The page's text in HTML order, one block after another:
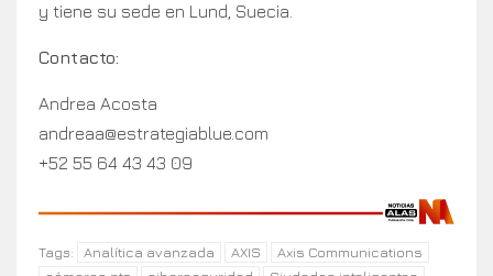
y tiene su sede en Lund, Suecia.
Contacto:
Andrea Acosta
andreaa@estrategiablue.com
+52 55 64 43 43 09
Tags: Analítica avanzada AXIS
Axis Communications